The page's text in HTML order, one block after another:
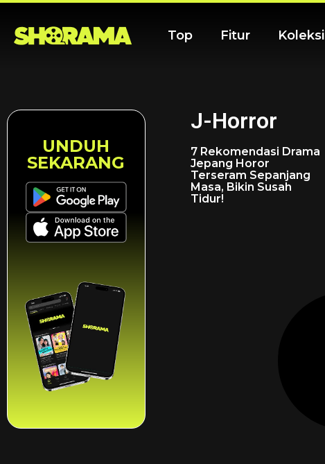
Top Fitur Koleksi
UNDUH
SEKARANG
J-Horror
7 Rekomendasi Drama
Jepang Horor
Terseram Sepanjang
Masa, Bikin Susah
Tidur!